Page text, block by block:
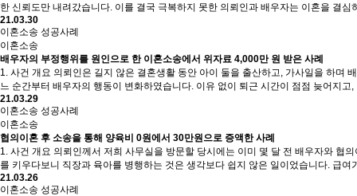
한 신뢰도만 내려갔습니다. 이를 결국 극복하지 못한 의뢰인과 배우자는 이혼을 결
21.03.30
이혼소송 성공사례
이혼소송
배우자의 부정행위를 원인으로 한 이혼소송에서 위자료 4,000만 원 받은 사례
1. 사건 개요 의뢰인은 길지 않은 결혼생활 동안 아이 둘을 출산하고, 가사일을 하며
느 순간부터 배우자의 행동이 변화하였습니다. 이유 없이 퇴근 시간이 점점 늦어지
21.03.29
이혼소송 성공사례
이혼소송
협의이혼 후 소송을 통해 양육비 0원에서 30만원으로 증액한 사례
1. 사건 개요 의뢰인께서 저희 사무실을 방문할 당시에는 이미 몇 달 전 배우자와 협
를 키우다보니 직장과 육아를 병행하는 것은 생각보다 쉽지 않은 일이었습니다. 급
21.03.26
이혼소송 성공사례